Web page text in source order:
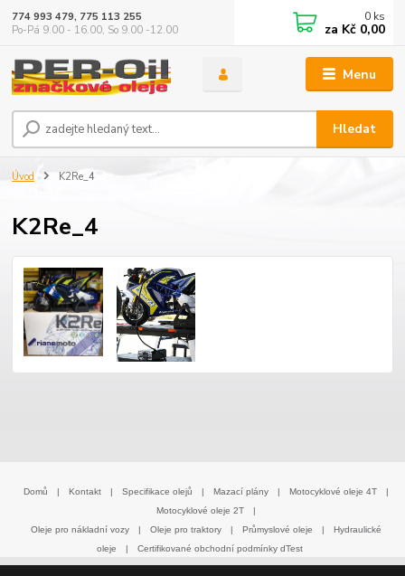
Menu
Hledat
774 993 479, 775 113 255
Po-Pá 9.00 - 16.00, So 9.00 -12.00
0 ks
za Kč 0,00
Úvod K2Re_4
K2Re_4
Domů Kontakt Specifikace olejů Mazací plány Motocyklové oleje 4T
Motocyklové oleje 2T
Oleje pro nákladní vozy
Oleje pro traktory Průmyslové oleje
Hydraulické
oleje
Certifikované obchodní podmínky dTest